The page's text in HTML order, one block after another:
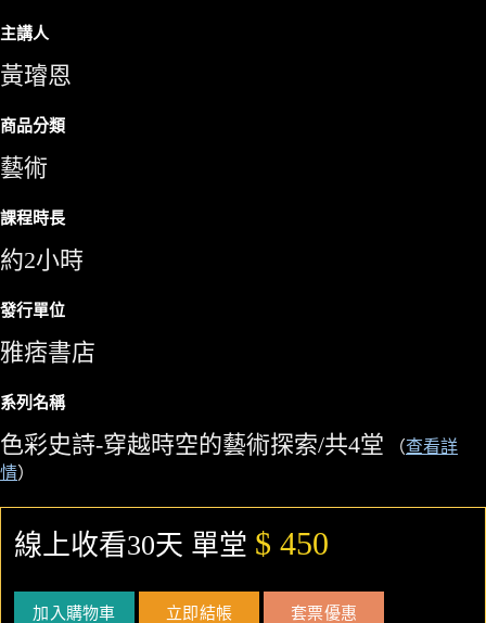
主講人
黃璿恩
商品分類
藝術
課程時長
約2小時
發行單位
雅痞書店
系列名稱
色彩史詩-穿越時空的藝術探索/共4堂 （查看詳
情）
線上收看30天 單堂 $ 450
加入購物車 立即結帳 套票優惠